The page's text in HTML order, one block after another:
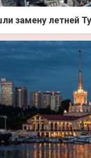
замену летней